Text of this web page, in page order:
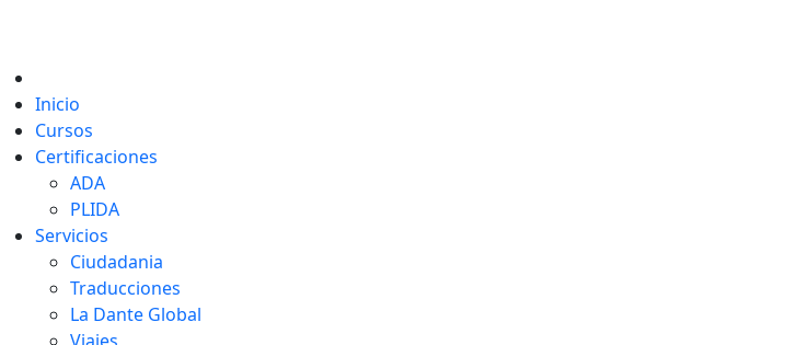
Inicio
Cursos
Certificaciones
ADA
PLIDA
Servicios
Ciudadania
Traducciones
La Dante Global